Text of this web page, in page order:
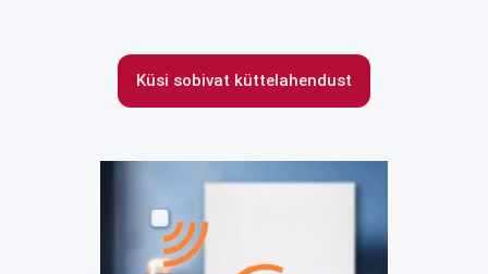
Küsi sobivat küttelahendust